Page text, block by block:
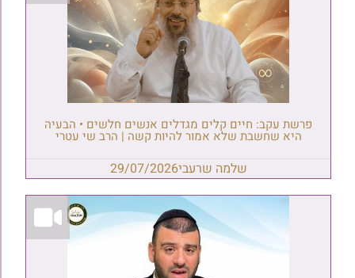
פרשת עקב: חיים קלים מגדלים אנשים חלשים • הבעיה
היא שחשבת שלא אמור להיות קשה | הרב שי עטרי
שלמה שרעבי29/07/2026